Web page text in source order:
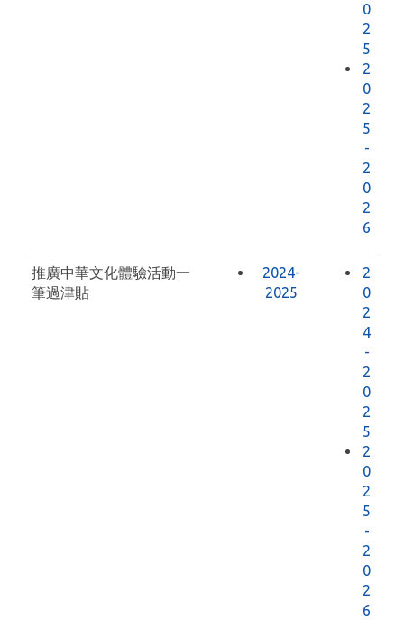
0
2
5
2
0
2
5
-
2
0
2
6
推廣中華文化體驗活動一
筆過津貼
2024-
2025
2
0
2
4
-
2
0
2
5
2
0
2
5
-
2
0
2
6